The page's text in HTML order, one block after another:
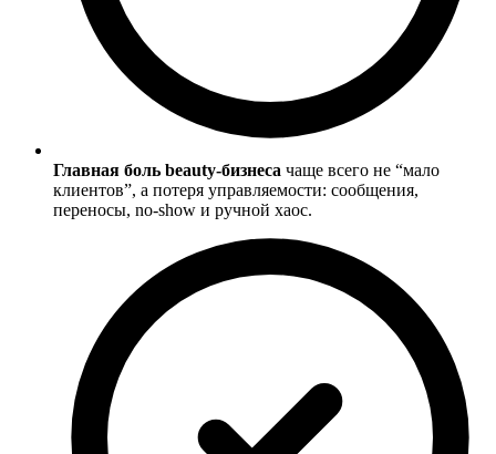
Главная боль beauty-бизнеса чаще всего не “мало
клиентов”, а потеря управляемости: сообщения,
переносы, no-show и ручной хаос.